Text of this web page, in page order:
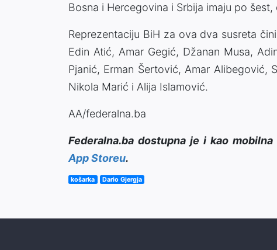
Bosna i Hercegovina i Srbija imaju po
Reprezentaciju BiH za ova dva susreta
Edin Atić, Amar Gegić, Džanan Musa,
Pjanić, Erman Šertović, Amar Alibegović,
Nikola Marić i Alija Islamović.
AA/federalna.ba
Federalna.ba dostupna je i kao
App Storeu.
košarka Dario Gjergja